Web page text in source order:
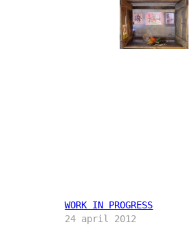
WORK IN PROGRESS
24 april 2012